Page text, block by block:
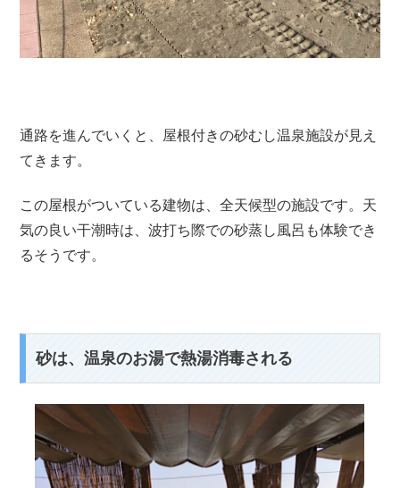
通路を進んでいくと、屋根付きの砂むし温泉施設が見え
てきます。
この屋根がついている建物は、全天候型の施設です。天
気の良い干潮時は、波打ち際での砂蒸し風呂も体験でき
るそうです。
砂は、温泉のお湯で熱湯消毒される